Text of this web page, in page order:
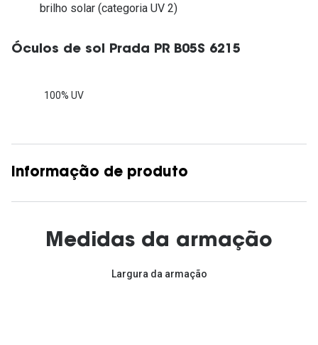
brilho solar (categoria UV 2)
Óculos de sol Prada PR B05S 6215
100% UV
Informação de produto
Medidas da armação
Largura da armação